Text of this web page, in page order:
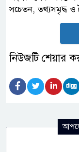
সচেতন, তথ্যসমৃদ্ধ ও
নিউজটি শেয়ার